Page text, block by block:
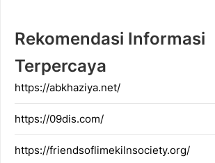
Rekomendasi Informasi
Terpercaya
https://abkhaziya.net/
https://09dis.com/
https://friendsoflimekilnsociety.org/